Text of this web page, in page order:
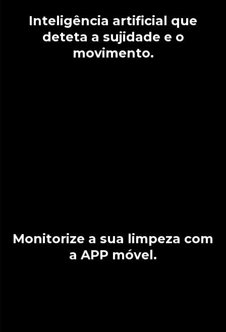
Inteligência artificial que
deteta a sujidade e o
movimento.
Monitorize a sua limpeza com
a APP móvel.